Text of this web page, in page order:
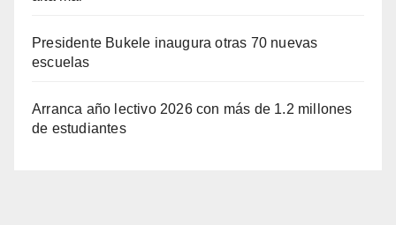
Presidente Bukele inaugura otras 70 nuevas
escuelas
Arranca año lectivo 2026 con más de 1.2 millones
de estudiantes